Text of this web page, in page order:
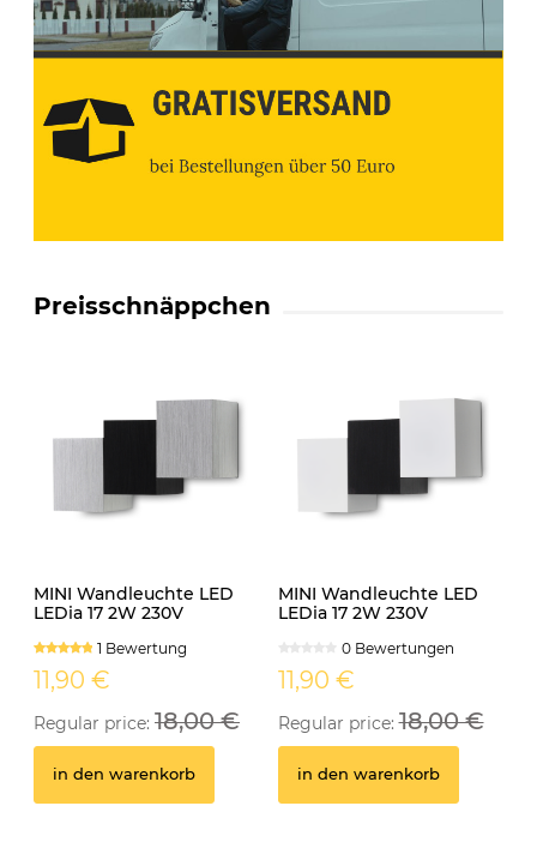
Preisschnäppchen
MINI Wandleuchte LED
LEDia 17 2W 230V
1 Bewertung
11,90 €
Regular price: 18,00 €
in den warenkorb
MINI Wandleuchte LED
LEDia 17 2W 230V
0 Bewertungen
11,90 €
Regular price:18,00 €
in den warenkorb